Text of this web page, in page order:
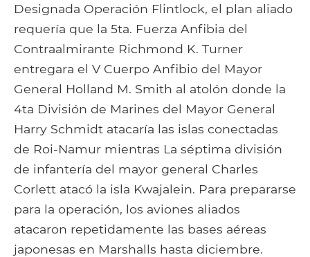
Designada Operación Flintlock, el plan aliado
requería que la 5ta. Fuerza Anfibia del
Contraalmirante Richmond K. Turner
entregara el V Cuerpo Anfibio del Mayor
General Holland M. Smith al atolón donde la
4ta División de Marines del Mayor General
Harry Schmidt atacaría las islas conectadas
de Roi-Namur mientras La séptima división
de infantería del mayor general Charles
Corlett atacó la isla Kwajalein. Para prepararse
para la operación, los aviones aliados
atacaron repetidamente las bases aéreas
japonesas en Marshalls hasta diciembre.